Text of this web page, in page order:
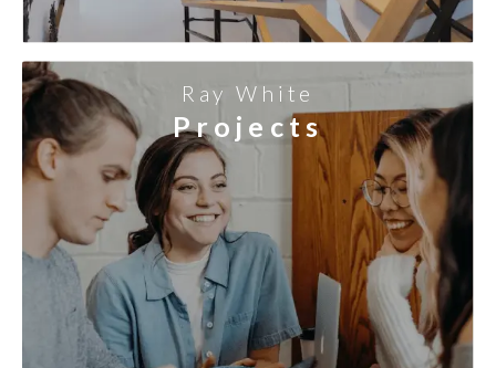
Ray White
Projects